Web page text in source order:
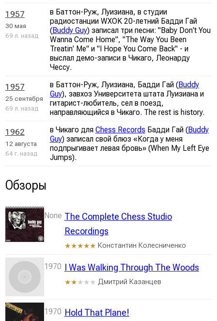
1957
30 мая
69 л. назад
в Баттон-Руж, Луизиана, в студии
радиостанции WXOK 20-летний Бадди Гай
(Buddy Guy) записал три песни: "Baby Don't You
Wanna Come Home", "The Way You Been
Treatin' Me" и "I Hope You Come Back" - и
выслал демо-записи в Чикаго, Леонарду
Чессу.
1957
25 сентября
69 л. назад
в Баттон-Руж, Луизиана, Бадди Гай (Buddy
Guy), завхоз Университета штата Луизиана и
гитарист-любитель, сел в поезд,
направляющийся в Чикаго. The rest is history.
1962
12 августа
64 г. назад
в Чикаго для Chess Records Бадди Гай (Buddy
Guy) записал свой блюз «Когда у меня
подпрыгивает левая бровь» (When My Left Eye
Jumps).
Обзоры
None The Complete Chess Studio
Recordings
★★★★★ Константин Колесниченко
1970 I Was Walking Through The Woods
★★★★★ Дмитрий Казанцев
1970 Hold That Plane!